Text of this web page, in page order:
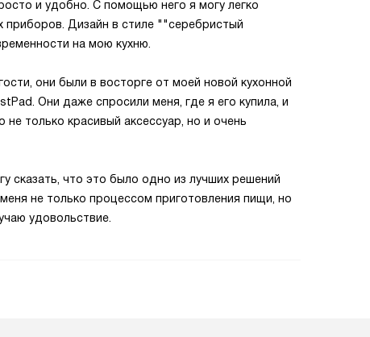
и удобно. С помощью него я могу легко
приборов. Дизайн в стиле ""серебристый
на мою кухню.
они были в восторге от моей новой кухонной
Они даже спросили меня, где я его купила, и
только красивый аксессуар, но и очень
сказать, что это было одно из лучших решений
не только процессом приготовления пищи, но
удовольствие.